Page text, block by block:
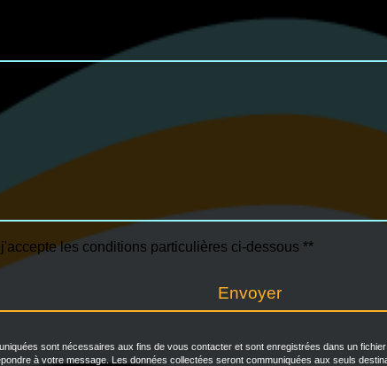
les conditions particulières ci-dessous **
Envoyer
sont nécessaires aux fins de vous contacter et sont enregistrées dans un
à votre message. Les données collectées seront communiquées aux seuls